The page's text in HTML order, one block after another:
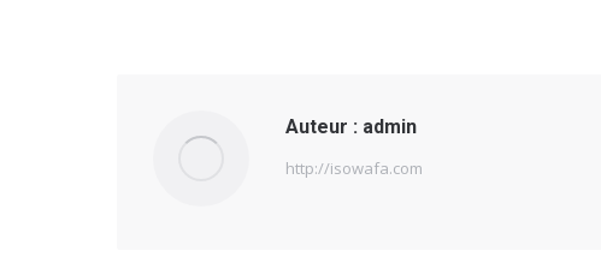
Auteur : admin
http://isowafa.com